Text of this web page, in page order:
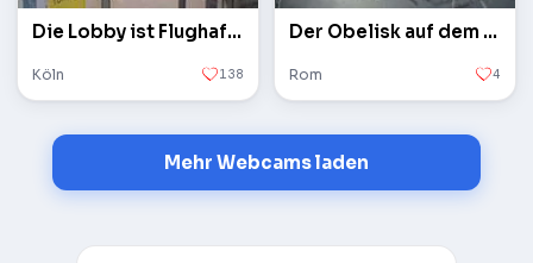
Die Lobby ist Flughafen Köln / Bonn
Köln 138
Der Obelisk auf dem Petersplatz im Vatikan
Rom 4
Mehr Webcams laden